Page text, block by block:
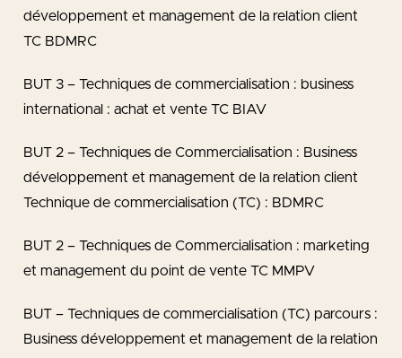
développement et management de la relation client
TC BDMRC
BUT 3 – Techniques de commercialisation : business
international : achat et vente TC BIAV
BUT 2 – Techniques de Commercialisation : Business
développement et management de la relation client
Technique de commercialisation (TC) : BDMRC
BUT 2 – Techniques de Commercialisation : marketing
et management du point de vente TC MMPV
BUT – Techniques de commercialisation (TC) parcours :
Business développement et management de la relation